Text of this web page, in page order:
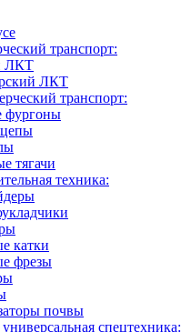
транспорт:
ЛКТ
ЛКТ
транспорт:
фургоны
тягачи
техника:
катки
фрезы
почвы
спецтехника: